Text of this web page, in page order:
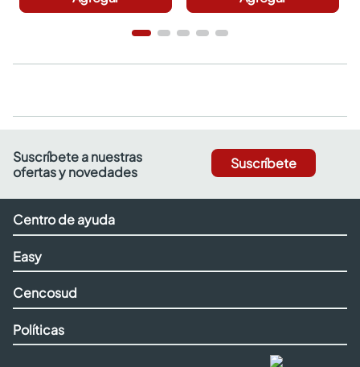
Suscríbete a nuestras
ofertas y novedades
Suscríbete
Centro de ayuda
Easy
Cencosud
Políticas